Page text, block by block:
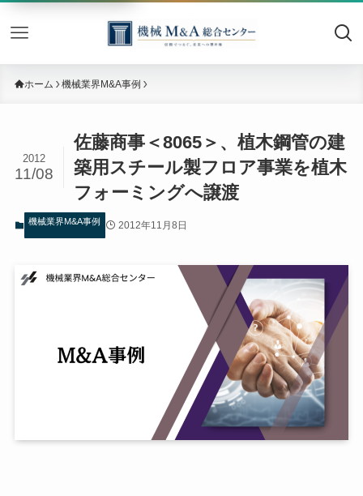
機械
ホーム 機械業界M&A事例
佐藤商事＜8065＞、植木鋼管の建
築用スチール製フロア事業を植木
フォーミングへ譲渡
2012
11/08
機械業界M&A事例 2012年11月8日